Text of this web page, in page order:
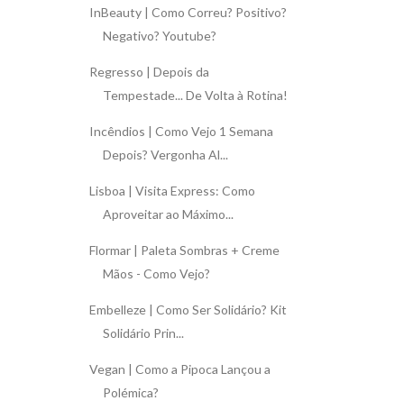
InBeauty | Como Correu? Positivo?
Negativo? Youtube?
Regresso | Depois da
Tempestade... De Volta à Rotina!
Incêndios | Como Vejo 1 Semana
Depois? Vergonha Al...
Lisboa | Visita Express: Como
Aproveitar ao Máximo...
Flormar | Paleta Sombras + Creme
Mãos - Como Vejo?
Embelleze | Como Ser Solidário? Kit
Solidário Prin...
Vegan | Como a Pipoca Lançou a
Polémica?